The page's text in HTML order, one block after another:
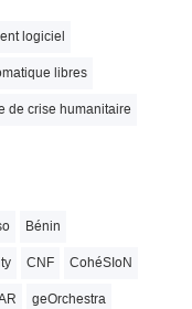
logiciel
libres
de crise humanitaire
Bénin
CNF CohéSIoN
geOrchestra